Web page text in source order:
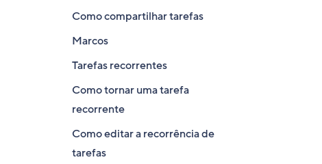
Como compartilhar tarefas
Marcos
Tarefas recorrentes
Como tornar uma tarefa
recorrente
Como editar a recorrência de
tarefas